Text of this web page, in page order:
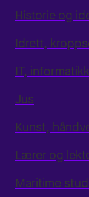
Historie og
Idrett,
IT,
Jus
Kunst,
Lærer og
Maritime